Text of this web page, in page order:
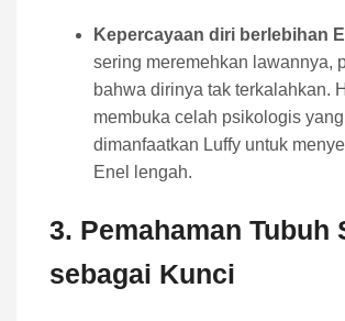
Kepercayaan diri berlebihan
sering meremehkan lawannya,
bahwa dirinya tak terkalahkan.
membuka celah psikologis
dimanfaatkan Luffy untuk
Enel lengah.
3. Pemahaman Tubuh
sebagai Kunci